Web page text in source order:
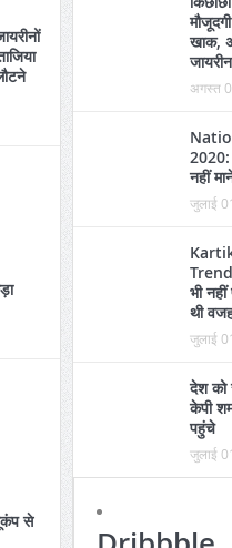
से
खाक,
जायरीन
अगस्त
2020:
नहीं
जुलाई
भी
थी
जुलाई
देश को
केपी
पहुंचे
जुलाई